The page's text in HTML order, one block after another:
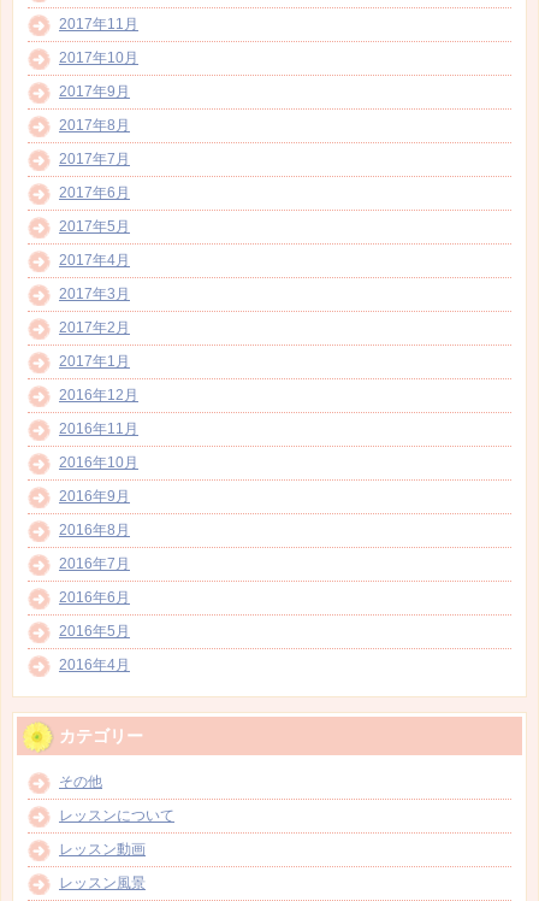
2017年11月
2017年10月
2017年9月
2017年8月
2017年7月
2017年6月
2017年5月
2017年4月
2017年3月
2017年2月
2017年1月
2016年12月
2016年11月
2016年10月
2016年9月
2016年8月
2016年7月
2016年6月
2016年5月
2016年4月
カテゴリー
その他
レッスンについて
レッスン動画
レッスン風景